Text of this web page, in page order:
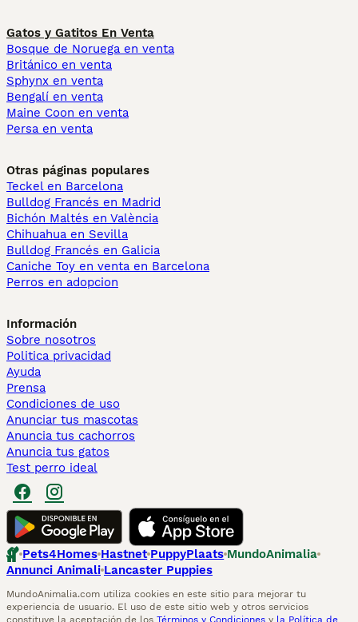
Gatos y Gatitos En Venta
Bosque de Noruega en venta
Británico en venta
Sphynx en venta
Bengalí en venta
Maine Coon en venta
Persa en venta
Otras páginas populares
Teckel en Barcelona
Bulldog Francés en Madrid
Bichón Maltés en València
Chihuahua en Sevilla
Bulldog Francés en Galicia
Caniche Toy en venta en Barcelona
Perros en adopcion
Información
Sobre nosotros
Politica privacidad
Ayuda
Prensa
Condiciones de uso
Anunciar tus mascotas
Anuncia tus cachorros
Anuncia tus gatos
Test perro ideal
Pets4Homes Hastnet PuppyPlaats MundoAnimalia
Annunci Animali Lancaster Puppies
MundoAnimalia.com utiliza cookies en este sitio para mejorar tu
experiencia de usuario. El uso de este sitio web y otros servicios